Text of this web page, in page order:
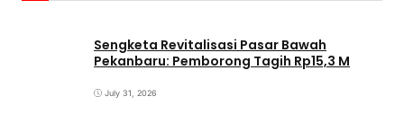
Sengketa Revitalisasi Pasar Bawah
Pekanbaru: Pemborong Tagih Rp15,3 M
July 31, 2026